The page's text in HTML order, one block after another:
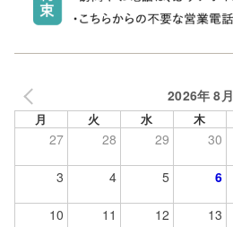
2026年 8月
月 火 水 木
27 28 29 30
3 4 5 6
10 11 12 13